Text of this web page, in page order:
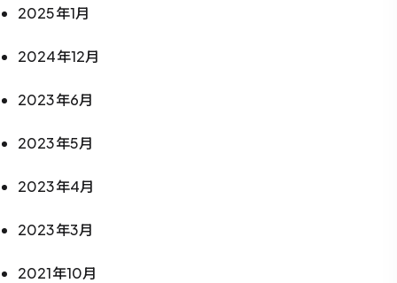
2025年1月
2024年12月
2023年6月
2023年5月
2023年4月
2023年3月
2021年10月